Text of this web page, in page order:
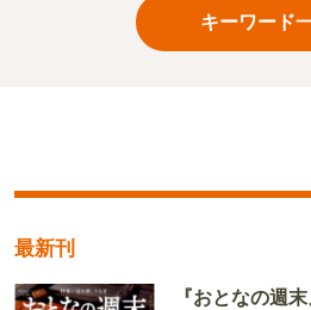
キーワード
最新刊
『おとなの週